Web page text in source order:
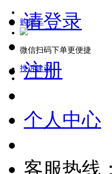
请登录
注册
个人中心
客服热线：
购物车
微信扫码下单更便捷
投诉建议